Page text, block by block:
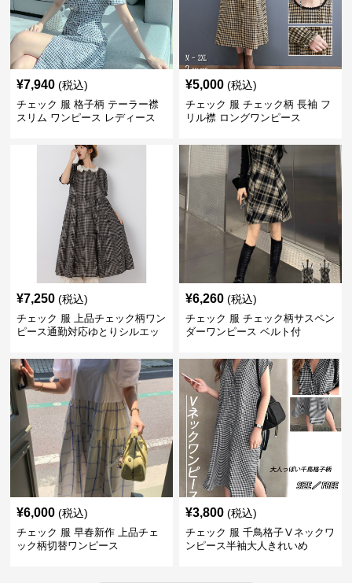
¥7,940 (税込)
チェック 服 格子柄 テーラー襟
スリム ワンピース レディース
¥5,000 (税込)
チェック 服 チェック柄 長袖 フ
リル襟 ロングワンピース
¥7,250 (税込)
チェック 服 上品チェック柄ワン
ピース通勤対応ゆとりシルエッ
¥6,260 (税込)
チェック 服 チェック柄サスペン
ダーワンピース ベルト付
¥6,000 (税込)
チェック 服 早春新作 上品チェ
ック柄切替ワンピース
¥3,800 (税込)
チェック 服 千鳥格子Ⅴネックワ
ンピース半袖大人きれいめ